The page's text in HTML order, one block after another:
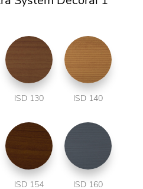
ISD 130 ISD 140
ISD 154 ISD 160